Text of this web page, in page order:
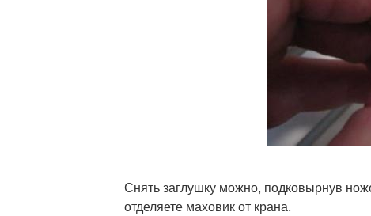
Снять заглушку можно, подковырнув
отделяете маховик от крана.